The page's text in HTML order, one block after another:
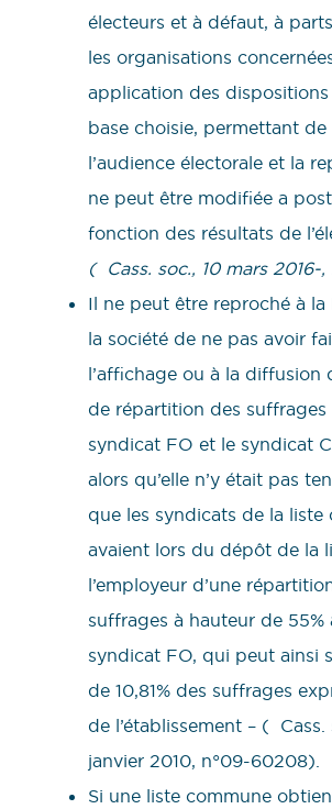
électeurs et à défaut, à
les organisations
application des dispositions
base choisie, permettant
l’audience électorale et la
ne peut être modifiée a
fonction des résultats de
( Cass. soc., 10 mars 2016-,
Il ne peut être reproché à
la société de ne pas avoir
l’affichage ou à la diffusion
de répartition des suffrages
syndicat FO et le syndicat
alors qu’elle n’y était pas
que les syndicats de la liste
avaient lors du dépôt de la
l’employeur d’une
suffrages à hauteur de
syndicat FO, qui peut ainsi
de 10,81% des suffrages
de l’établissement – ( Cass.
janvier 2010, n°09-60208).
Si une liste commune